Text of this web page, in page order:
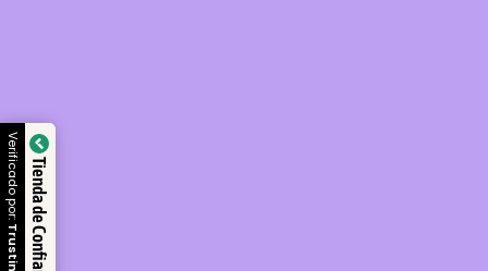
Tienda de Confianza
Verificado por: